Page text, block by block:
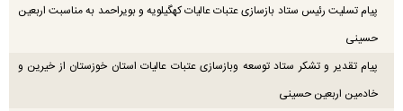
پیام تسلیت رئیس ستاد بازسازی عتبات عالیات کهگیلویه و بویراحمد به مناسبت اربعین
حسینی
پیام تقدیر و تشکر ستاد توسعه وبازسازی عتبات عالیات استان خوزستان از خیرین و
خادمین اربعین حسینی